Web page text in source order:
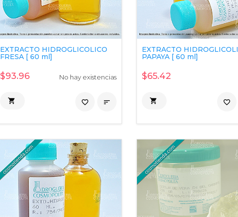
EXTRACTO HIDROGLICOLICO
FRESA [ 60 ml]
$93.96 No hay existencias
 
favorite_border
EXTRACTO
PAPAYA [ 60 ml]
$65.42
 favorite_border